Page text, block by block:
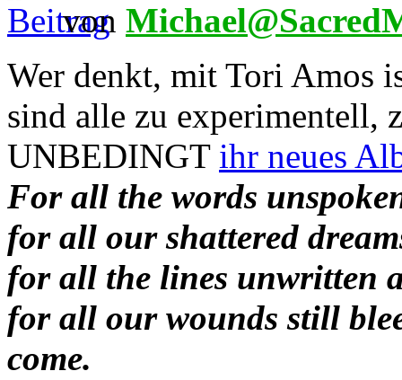
von
Wer denkt, mit Tori Amos
sind alle zu experimentell,
UNBEDINGT ihr neues
For all the words
for all our shattered
for all the lines unwritten
for all our wounds still
come.